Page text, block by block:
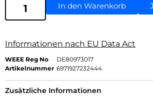
In den Warenkorb
Informationen nach EU Data Act
WEEE Reg No
DE80973017
Artikelnummer 6971927232444
Zusätzliche Informationen